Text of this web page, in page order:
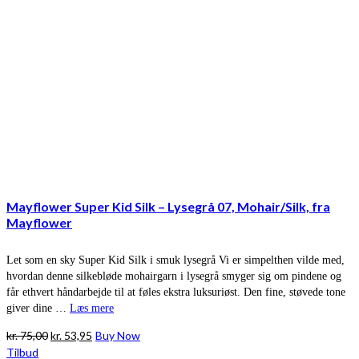
Mayflower Super Kid Silk – Lysegrå 07, Mohair/Silk, fra
Mayflower
Let som en sky Super Kid Silk i smuk lysegrå Vi er simpelthen vilde med,
hvordan denne silkebløde mohairgarn i lysegrå smyger sig om pindene og
får ethvert håndarbejde til at føles ekstra luksuriøst. Den fine, støvede tone
giver dine … Læs mere
kr.75,00Den
kr. 53,95 Den
Buy Now
Tilbud